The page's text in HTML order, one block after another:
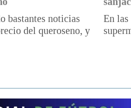
bastantes noticias
del queroseno, y
En las